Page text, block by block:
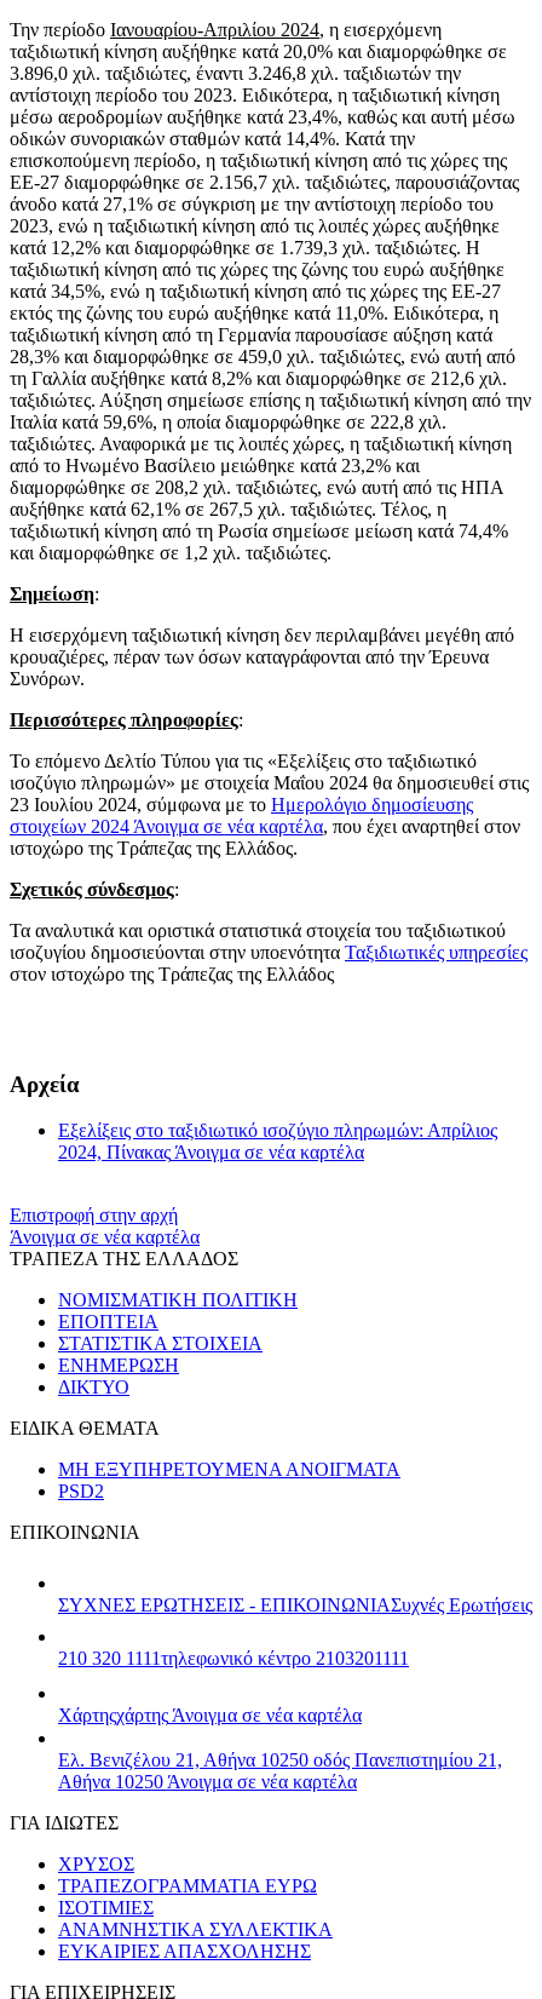
Την περίοδο Ιανουαρίου-Απριλίου 2024, η εισερχόμενη
ταξιδιωτική κίνηση αυξήθηκε κατά 20,0% και διαμορφώθηκε σε
3.896,0 χιλ. ταξιδιώτες, έναντι 3.246,8 χιλ. ταξιδιωτών την
αντίστοιχη περίοδο του 2023. Ειδικότερα, η ταξιδιωτική κίνηση
μέσω αεροδρομίων αυξήθηκε κατά 23,4%, καθώς και αυτή μέσω
οδικών συνοριακών σταθμών κατά 14,4%. Κατά την
επισκοπούμενη περίοδο, η ταξιδιωτική κίνηση από τις χώρες της
ΕΕ-27 διαμορφώθηκε σε 2.156,7 χιλ. ταξιδιώτες, παρουσιάζοντας
άνοδο κατά 27,1% σε σύγκριση με την αντίστοιχη περίοδο του
2023, ενώ η ταξιδιωτική κίνηση από τις λοιπές χώρες αυξήθηκε
κατά 12,2% και διαμορφώθηκε σε 1.739,3 χιλ. ταξιδιώτες. Η
ταξιδιωτική κίνηση από τις χώρες της ζώνης του ευρώ αυξήθηκε
κατά 34,5%, ενώ η ταξιδιωτική κίνηση από τις χώρες της ΕΕ-27
εκτός της ζώνης του ευρώ αυξήθηκε κατά 11,0%. Ειδικότερα, η
ταξιδιωτική κίνηση από τη Γερμανία παρουσίασε αύξηση κατά
28,3% και διαμορφώθηκε σε 459,0 χιλ. ταξιδιώτες, ενώ αυτή από
τη Γαλλία αυξήθηκε κατά 8,2% και διαμορφώθηκε σε 212,6 χιλ.
ταξιδιώτες. Αύξηση σημείωσε επίσης η ταξιδιωτική κίνηση από την
Ιταλία κατά 59,6%, η οποία διαμορφώθηκε σε 222,8 χιλ.
ταξιδιώτες. Αναφορικά με τις λοιπές χώρες, η ταξιδιωτική κίνηση
από το Ηνωμένο Βασίλειο μειώθηκε κατά 23,2% και
διαμορφώθηκε σε 208,2 χιλ. ταξιδιώτες, ενώ αυτή από τις ΗΠΑ
αυξήθηκε κατά 62,1% σε 267,5 χιλ. ταξιδιώτες. Τέλος, η
ταξιδιωτική κίνηση από τη Ρωσία σημείωσε μείωση κατά 74,4%
και διαμορφώθηκε σε 1,2 χιλ. ταξιδιώτες.
Σημείωση:
Η εισερχόμενη ταξιδιωτική κίνηση δεν περιλαμβάνει μεγέθη από
κρουαζιέρες, πέραν των όσων καταγράφονται από την Έρευνα
Συνόρων.
Περισσότερες πληροφορίες:
Το επόμενο Δελτίο Τύπου για τις «Εξελίξεις στο ταξιδιωτικό
ισοζύγιο πληρωμών» με στοιχεία Μαΐου 2024 θα δημοσιευθεί στις
23 Ιουλίου 2024, σύμφωνα με το Ημερολόγιο δημοσίευσης
στοιχείων 2024 Άνοιγμα σε νέα καρτέλα, που έχει αναρτηθεί στον
ιστοχώρο της Τράπεζας της Ελλάδος.
Σχετικός σύνδεσμος:
Τα αναλυτικά και οριστικά στατιστικά στοιχεία του ταξιδιωτικού
ισοζυγίου δημοσιεύονται στην υποενότητα Ταξιδιωτικές υπηρεσίες
στον ιστοχώρο της Τράπεζας της Ελλάδος
Αρχεία
Εξελίξεις στο ταξιδιωτικό ισοζύγιο πληρωμών: Απρίλιος
2024, Πίνακας Άνοιγμα σε νέα καρτέλα
Επιστροφή στην αρχή
Άνοιγμα σε νέα καρτέλα
ΤΡΑΠΕΖΑ ΤΗΣ ΕΛΛΑΔΟΣ
ΝΟΜΙΣΜΑΤΙΚΗ ΠΟΛΙΤΙΚΗ
ΕΠΟΠΤΕΙΑ
ΣΤΑΤΙΣΤΙΚΑ ΣΤΟΙΧΕΙΑ
ΕΝΗΜΕΡΩΣΗ
ΔΙΚΤΥΟ
ΕΙΔΙΚΑ ΘΕΜΑΤΑ
ΜΗ ΕΞΥΠΗΡΕΤΟΥΜΕΝΑ ΑΝΟΙΓΜΑΤΑ
PSD2
ΕΠΙΚΟΙΝΩΝΙΑ
ΣΥΧΝΕΣ ΕΡΩΤΗΣΕΙΣ - ΕΠΙΚΟΙΝΩΝΙΑΣυχνές Ερωτήσεις
210 320 1111τηλεφωνικό κέντρο 2103201111
Χάρτηςχάρτης Άνοιγμα σε νέα καρτέλα
Ελ. Βενιζέλου 21, Αθήνα 10250 οδός Πανεπιστημίου 21,
Αθήνα 10250 Άνοιγμα σε νέα καρτέλα
ΓΙΑ ΙΔΙΩΤΕΣ
ΧΡΥΣΟΣ
ΤΡΑΠΕΖΟΓΡΑΜΜΑΤΙΑ ΕΥΡΩ
ΙΣΟΤΙΜΙΕΣ
ΑΝΑΜΝΗΣΤΙΚΑ ΣΥΛΛΕΚΤΙΚΑ
ΕΥΚΑΙΡΙΕΣ ΑΠΑΣΧΟΛΗΣΗΣ
ΓΙΑ ΕΠΙΧΕΙΡΗΣΕΙΣ